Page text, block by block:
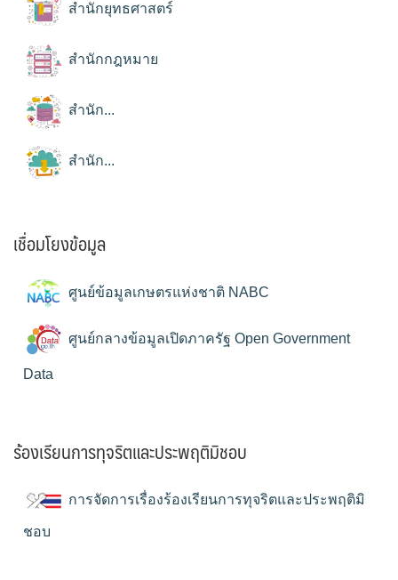
สำนักยุทธศาสตร์
สำนักกฎหมาย
สำนัก...
สำนัก...
เชื่อมโยงข้อมูล
ศูนย์ข้อมูลเกษตรแห่งชาติ NABC
ศูนย์กลางข้อมูลเปิดภาครัฐ Open Government
Data
ร้องเรียนการทุจริตและประพฤติมิชอบ
การจัดการเรื่องร้องเรียนการทุจริตและประพฤติมิ
ชอบ